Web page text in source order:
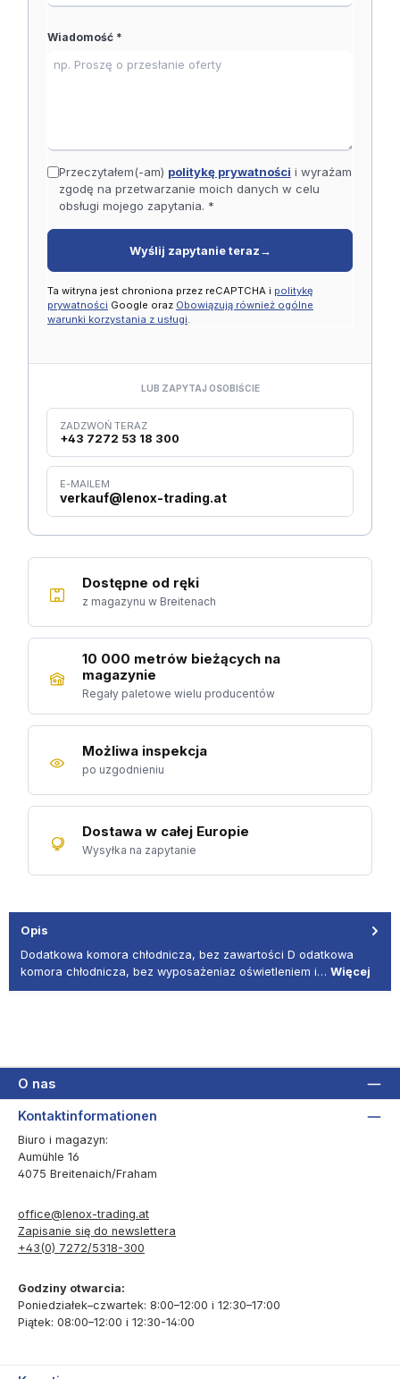
Wiadomość *
Przeczytałem(-am) politykę prywatności i wyrażam
zgodę na przetwarzanie moich danych w celu
obsługi mojego zapytania. *
Wyślij zapytanie teraz →
Ta witryna jest chroniona przez reCAPTCHA i politykę
prywatności Google oraz Obowiązują również ogólne
warunki korzystania z usługi.
LUB ZAPYTAJ OSOBIŚCIE
ZADZWOŃ TERAZ
+43 7272 53 18 300
E-MAILEM
verkauf@lenox-trading.at
Dostępne od ręki
z magazynu w Breitenach
10 000 metrów bieżących na
magazynie
Regały paletowe wielu producentów
Możliwa inspekcja
po uzgodnieniu
Dostawa w całej Europie
Wysyłka na zapytanie
Opis
Dodatkowa komora chłodnicza, bez zawartości D odatkowa
komora chłodnicza, bez wyposażeniaz oświetleniem i… Więcej
O nas
Kontaktinformationen
Biuro i magazyn:
Aumühle 16
4075 Breitenaich/Fraham
office@lenox-trading.at
Zapisanie się do newslettera
+43(0) 7272/5318-300
Godziny otwarcia:
Poniedziałek–czwartek: 8:00–12:00 i 12:30–17:00
Piątek: 08:00–12:00 i 12:30-14:00